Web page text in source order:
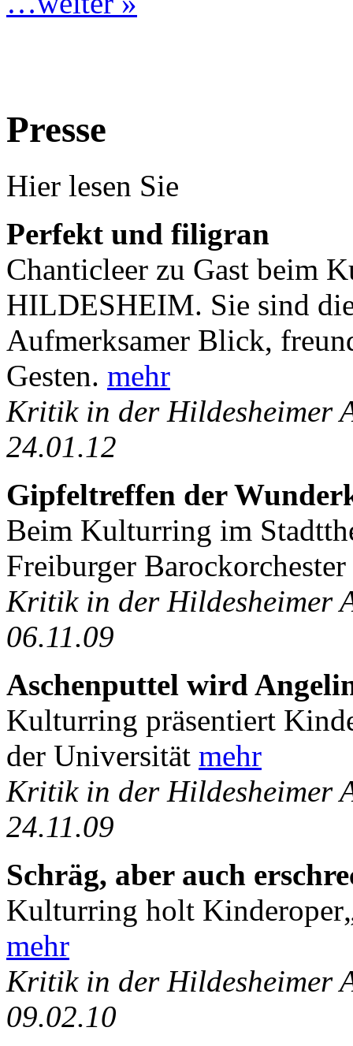
Presse
Hier lesen Sie
Perfekt und filigran
Chanticleer zu Gast beim
HILDESHEIM. Sie sind
Aufmerksamer Blick,
Gesten. mehr
Kritik in der Hildesheimer
24.01.12
Gipfeltreffen der
Beim Kulturring im
Freiburger
Kritik in der Hildesheimer
06.11.09
Aschenputtel wird
Kulturring präsentiert
der Universität mehr
Kritik in der Hildesheimer
24.11.09
Schräg, aber auch
Kulturring holt
mehr
Kritik in der Hildesheimer
09.02.10